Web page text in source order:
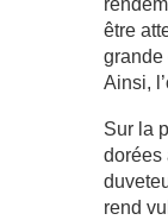
être
grande
Ainsi,
Sur la
dorées
rend